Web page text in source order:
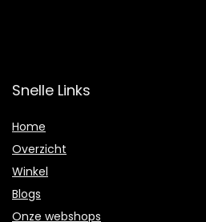
Snelle Links
Home
Overzicht
Winkel
Blogs
Onze webshops